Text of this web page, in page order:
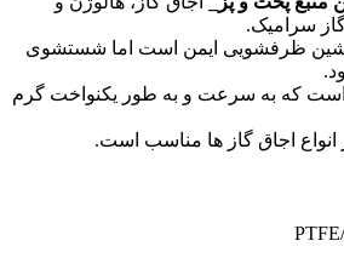
سرامیک.
ظرفشویی ایمن است اما شستشوی
است که به سرعت و به طور یکنواخت گرم
انواع اجاق گاز ها مناسب است.